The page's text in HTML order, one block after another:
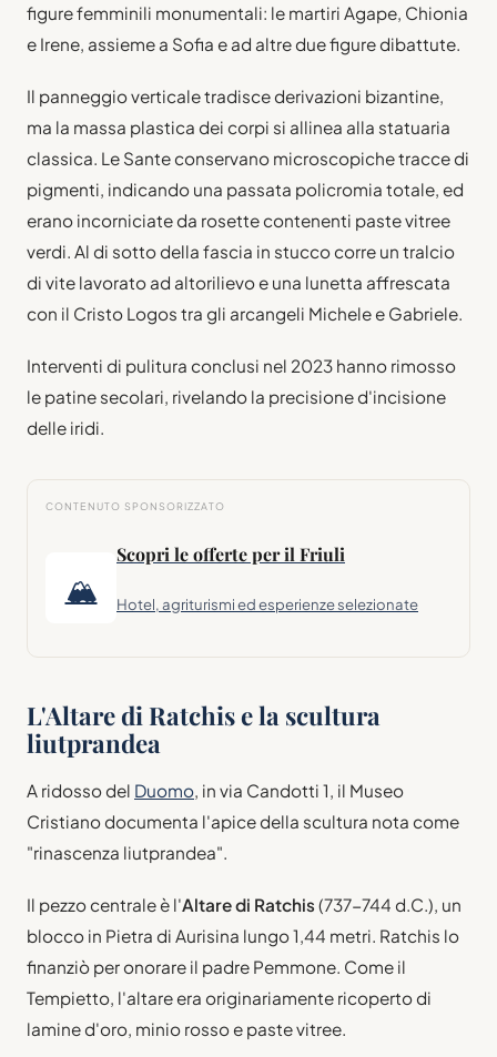
figure femminili monumentali: le martiri Agape, Chionia
e Irene, assieme a Sofia e ad altre due figure dibattute.
Il panneggio verticale tradisce derivazioni bizantine,
ma la massa plastica dei corpi si allinea alla statuaria
classica. Le Sante conservano microscopiche tracce di
pigmenti, indicando una passata policromia totale, ed
erano incorniciate da rosette contenenti paste vitree
verdi. Al di sotto della fascia in stucco corre un tralcio
di vite lavorato ad altorilievo e una lunetta affrescata
con il Cristo Logos tra gli arcangeli Michele e Gabriele.
Interventi di pulitura conclusi nel 2023 hanno rimosso
le patine secolari, rivelando la precisione d'incisione
delle iridi.
CONTENUTO SPONSORIZZATO
🏔
Scopri le offerte per il Friuli
Hotel, agriturismi ed esperienze selezionate
L'Altare di Ratchis e la scultura
liutprandea
A ridosso del Duomo, in via Candotti 1, il Museo
Cristiano documenta l'apice della scultura nota come
"rinascenza liutprandea".
Il pezzo centrale è l'Altare di Ratchis(737-744 d.C.), un
blocco in Pietra di Aurisina lungo 1,44 metri. Ratchis lo
finanziò per onorare il padre Pemmone. Come il
Tempietto, l'altare era originariamente ricoperto di
lamine d'oro, minio rosso e paste vitree.